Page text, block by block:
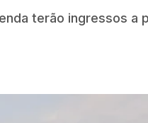
terão ingressos a